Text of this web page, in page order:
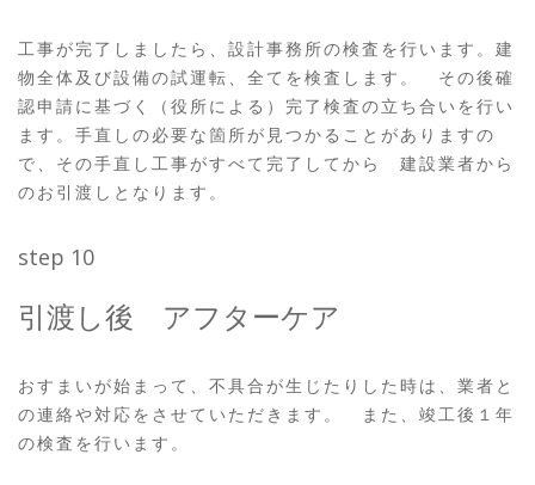
工事が完了しましたら、設計事務所の検査を行います。建
物全体及び設備の試運転、全てを検査します。 その後確
認申請に基づく（役所による）完了検査の立ち合いを行い
ます。手直しの必要な箇所が見つかることがありますの
で、その手直し工事がすべて完了してから 建設業者から
のお引渡しとなります。
step 10
引渡し後 アフターケア
おすまいが始まって、不具合が生じたりした時は、業者と
の連絡や対応をさせていただきます。 また、竣工後１年
の検査を行います。